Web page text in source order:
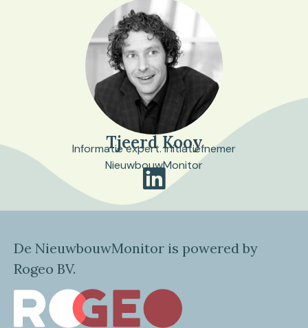
Tjeerd Kooy
Informatie expert. Initiatiefnemer
NieuwbouwMonitor
De NieuwbouwMonitor is powered by
Rogeo BV.